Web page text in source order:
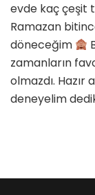
evde kaç çeşit
Ramazan
döneceğim
zamanların
olmazdı.
deneyelim